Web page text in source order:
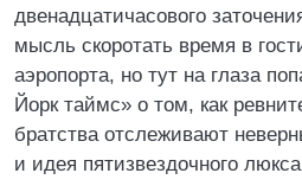
двенадцатичасового
мысль скоротать время в
аэропорта, но тут на глаза
Йорк таймс» о том, как
братства отслеживают
и идея пятизвездочного